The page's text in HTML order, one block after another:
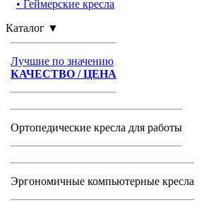
• Геймерские кресла
Каталог ▼
Лучшие по значению
КАЧЕСТВО / ЦЕНА
Ортопедические кресла для работы
Эргономичные компьютерные кресла